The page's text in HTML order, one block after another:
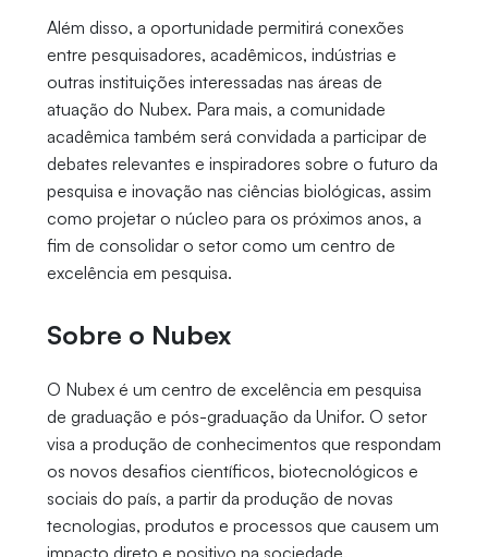
Além disso, a oportunidade permitirá conexões
entre pesquisadores, acadêmicos, indústrias e
outras instituições interessadas nas áreas de
atuação do Nubex. Para mais, a comunidade
acadêmica também será convidada a participar de
debates relevantes e inspiradores sobre o futuro da
pesquisa e inovação nas ciências biológicas, assim
como projetar o núcleo para os próximos anos, a
fim de consolidar o setor como um centro de
excelência em pesquisa.
Sobre o Nubex
O Nubex é um centro de excelência em pesquisa
de graduação e pós-graduação da Unifor. O setor
visa a produção de conhecimentos que respondam
os novos desafios científicos, biotecnológicos e
sociais do país, a partir da produção de novas
tecnologias, produtos e processos que causem um